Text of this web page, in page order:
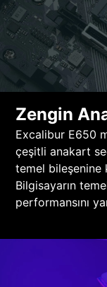
Zengin
Excalibur E650
çeşitli anakart
temel bileşenine
Bilgisayarın
performansını